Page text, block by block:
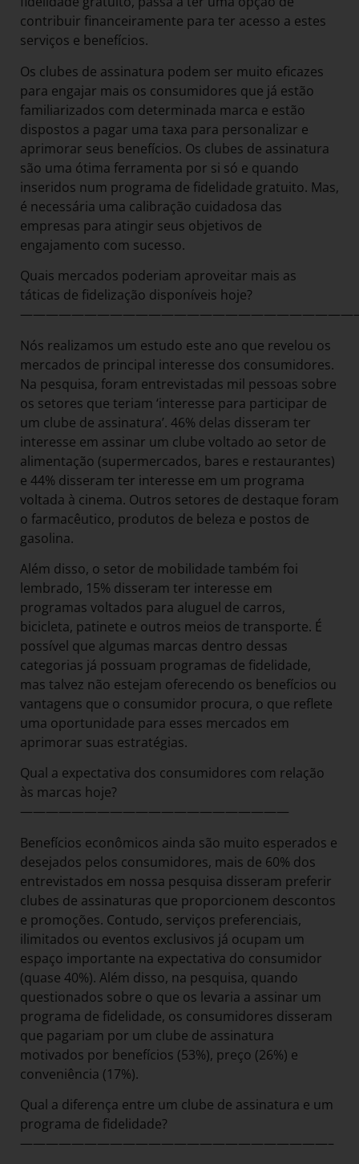
contribuir financeiramente para ter acesso a estes
serviços e benefícios.
Os clubes de assinatura podem ser muito eficazes
para engajar mais os consumidores que já estão
familiarizados com determinada marca e estão
dispostos a pagar uma taxa para personalizar e
aprimorar seus benefícios. Os clubes de assinatura
são uma ótima ferramenta por si só e quando
inseridos num programa de fidelidade gratuito. Mas,
é necessária uma calibração cuidadosa das
empresas para atingir seus objetivos de
engajamento com sucesso.
Quais mercados poderiam aproveitar mais as
táticas de fidelização disponíveis hoje?
Nós realizamos um estudo este ano que revelou os
mercados de principal interesse dos consumidores.
Na pesquisa, foram entrevistadas mil pessoas sobre
os setores que teriam ‘interesse para participar de
um clube de assinatura’. 46% delas disseram ter
interesse em assinar um clube voltado ao setor de
alimentação (supermercados, bares e restaurantes)
e 44% disseram ter interesse em um programa
voltada à cinema. Outros setores de destaque foram
o farmacêutico, produtos de beleza e postos de
gasolina.
Além disso, o setor de mobilidade também foi
lembrado, 15% disseram ter interesse em
programas voltados para aluguel de carros,
bicicleta, patinete e outros meios de transporte. É
possível que algumas marcas dentro dessas
categorias já possuam programas de fidelidade,
mas talvez não estejam oferecendo os benefícios ou
vantagens que o consumidor procura, o que reflete
uma oportunidade para esses mercados em
aprimorar suas estratégias.
Qual a expectativa dos consumidores com relação
às marcas hoje?
—————————————————————
Benefícios econômicos ainda são muito esperados e
desejados pelos consumidores, mais de 60% dos
entrevistados em nossa pesquisa disseram preferir
clubes de assinaturas que proporcionem descontos
e promoções. Contudo, serviços preferenciais,
ilimitados ou eventos exclusivos já ocupam um
espaço importante na expectativa do consumidor
(quase 40%). Além disso, na pesquisa, quando
questionados sobre o que os levaria a assinar um
programa de fidelidade, os consumidores disseram
que pagariam por um clube de assinatura
motivados por benefícios (53%), preço (26%) e
conveniência (17%).
Qual a diferença entre um clube de assinatura e um
programa de fidelidade?
————————————————————————–